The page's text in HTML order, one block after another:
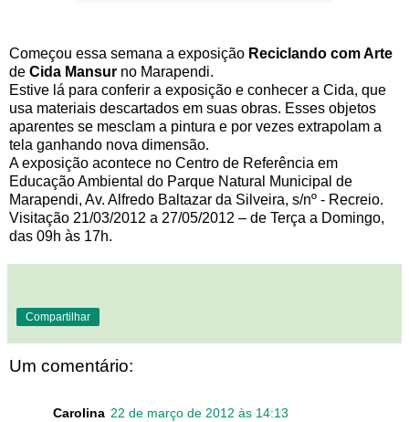
Começou essa semana a exposição Reciclando com Arte
de Cida Mansur no Marapendi.
Estive lá para conferir a exposição e conhecer a Cida, que
usa materiais descartados em suas obras. Esses objetos
aparentes se mesclam a pintura e por vezes extrapolam a
tela ganhando nova dimensão.
A exposição acontece no Centro de Referência em
Educação Ambiental do Parque Natural Municipal de
Marapendi, Av. Alfredo Baltazar da Silveira, s/nº - Recreio.
Visitação 21/03/2012 a 27/05/2012 – de Terça a Domingo,
das 09h às 17h.
Compartilhar
Um comentário:
Carolina 22 de março de 2012 às 14:13